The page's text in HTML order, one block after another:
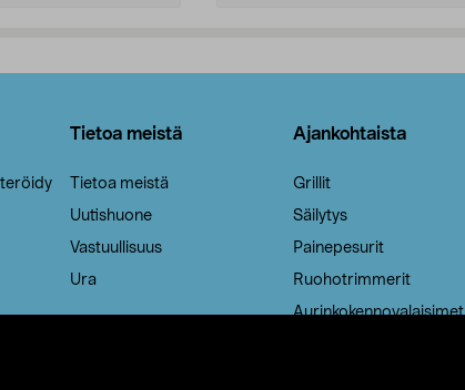
Tietoa meistä
Tietoa meistä
Uutishuone
Vastuullisuus
Ura
Ajankohtaista
Grillit
Säilytys
Painepesurit
Ruohotrimmerit
Aurinkokennovalaisimet